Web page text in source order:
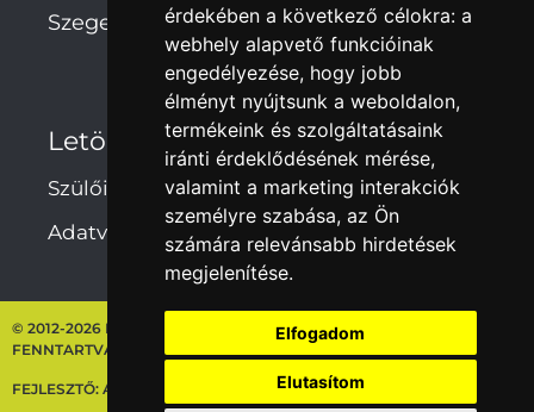
érdekében a következő célokra: a
webhely alapvető funkcióinak
engedélyezése, hogy jobb
élményt nyújtsunk a weboldalon,
termékeink és szolgáltatásaink
iránti érdeklődésének mérése,
valamint a marketing interakciók
személyre szabása, az Ön
számára relevánsabb hirdetések
megjelenítése.
Elfogadom
Elutasítom
Szeged
Letöltések
Szülői hozzájárulás
Adatvédelmi irányelvek
© 2012-2026 NEBULÓ-MELÓ ISKOLASZÖVETKEZET – MINDEN JOG
FENNTARTVA
FEJLESZTŐ: ARTDEPT.HU